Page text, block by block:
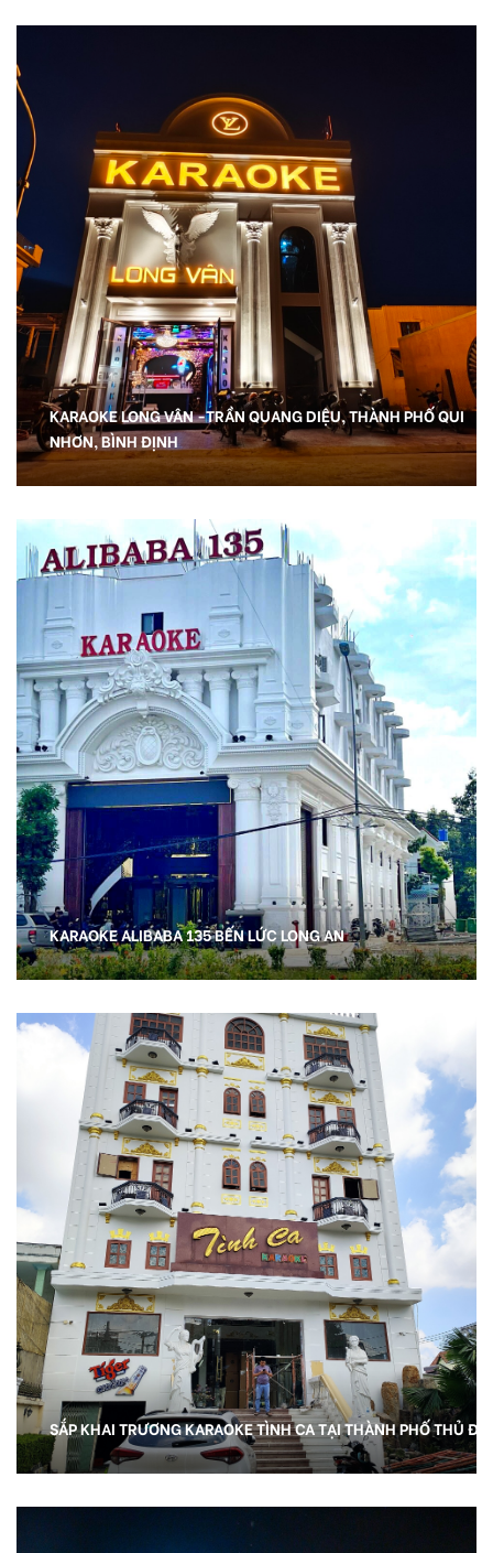
KARAOKE LONG VÂN -TRẦN QUANG DIỆU, THÀNH PHỐ QUI
NHƠN, BÌNH ĐỊNH
KARAOKE ALIBABA 135 BẾN LỨC LONG AN
SẮP KHAI TRƯƠNG KARAOKE TÌNH CA TẠI THÀNH PHỐ THỦ